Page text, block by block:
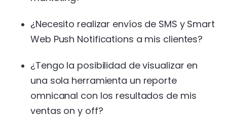
¿Necesito realizar envíos de SMS y Smart
Web Push Notifications a mis clientes?
¿Tengo la posibilidad de visualizar en
una sola herramienta un reporte
omnicanal con los resultados de mis
ventas on y off?